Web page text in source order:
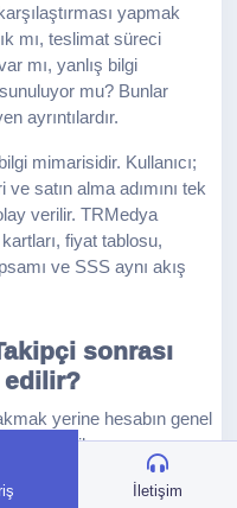
yapmak
mı, teslimat süreci
mı, yanlış bilgi
mu? Bunlar
ayrıntılardır.
mimarisidir. Kullanıcı;
ve satın alma adımını tek
verilir. TRMedya
fiyat tablosu,
ve SSS aynı akış
sonrası
edilir?
yerine hesabın genel
içerik
davranışı veya
etkisini daha doğru
İletişim